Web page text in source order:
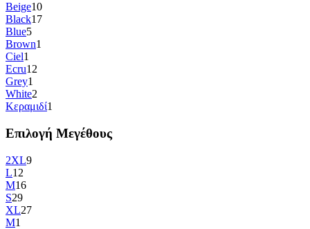
Beige10
Black17
Blue5
Brown1
Ciel1
Ecru12
Grey1
White2
Κεραμιδί1
Επιλογή Μεγέθους
2XL9
L12
M16
S29
XL27
Μ1